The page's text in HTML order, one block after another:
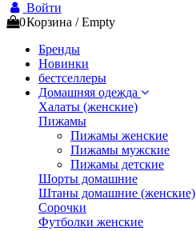
Войти
0Корзина /Empty
Бренды
Новинки
бестселлеры
Домашняя одежда
Халаты (женские)
Пижамы
Пижамы женские
Пижамы мужские
Пижамы детские
Шорты домашние
Штаны домашние (женские)
Сорочки
Футболки женские